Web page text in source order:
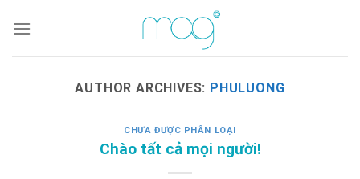
AUTHOR ARCHIVES: PHULUONG
CHƯA ĐƯỢC PHÂN LOẠI
Chào tất cả mọi người!